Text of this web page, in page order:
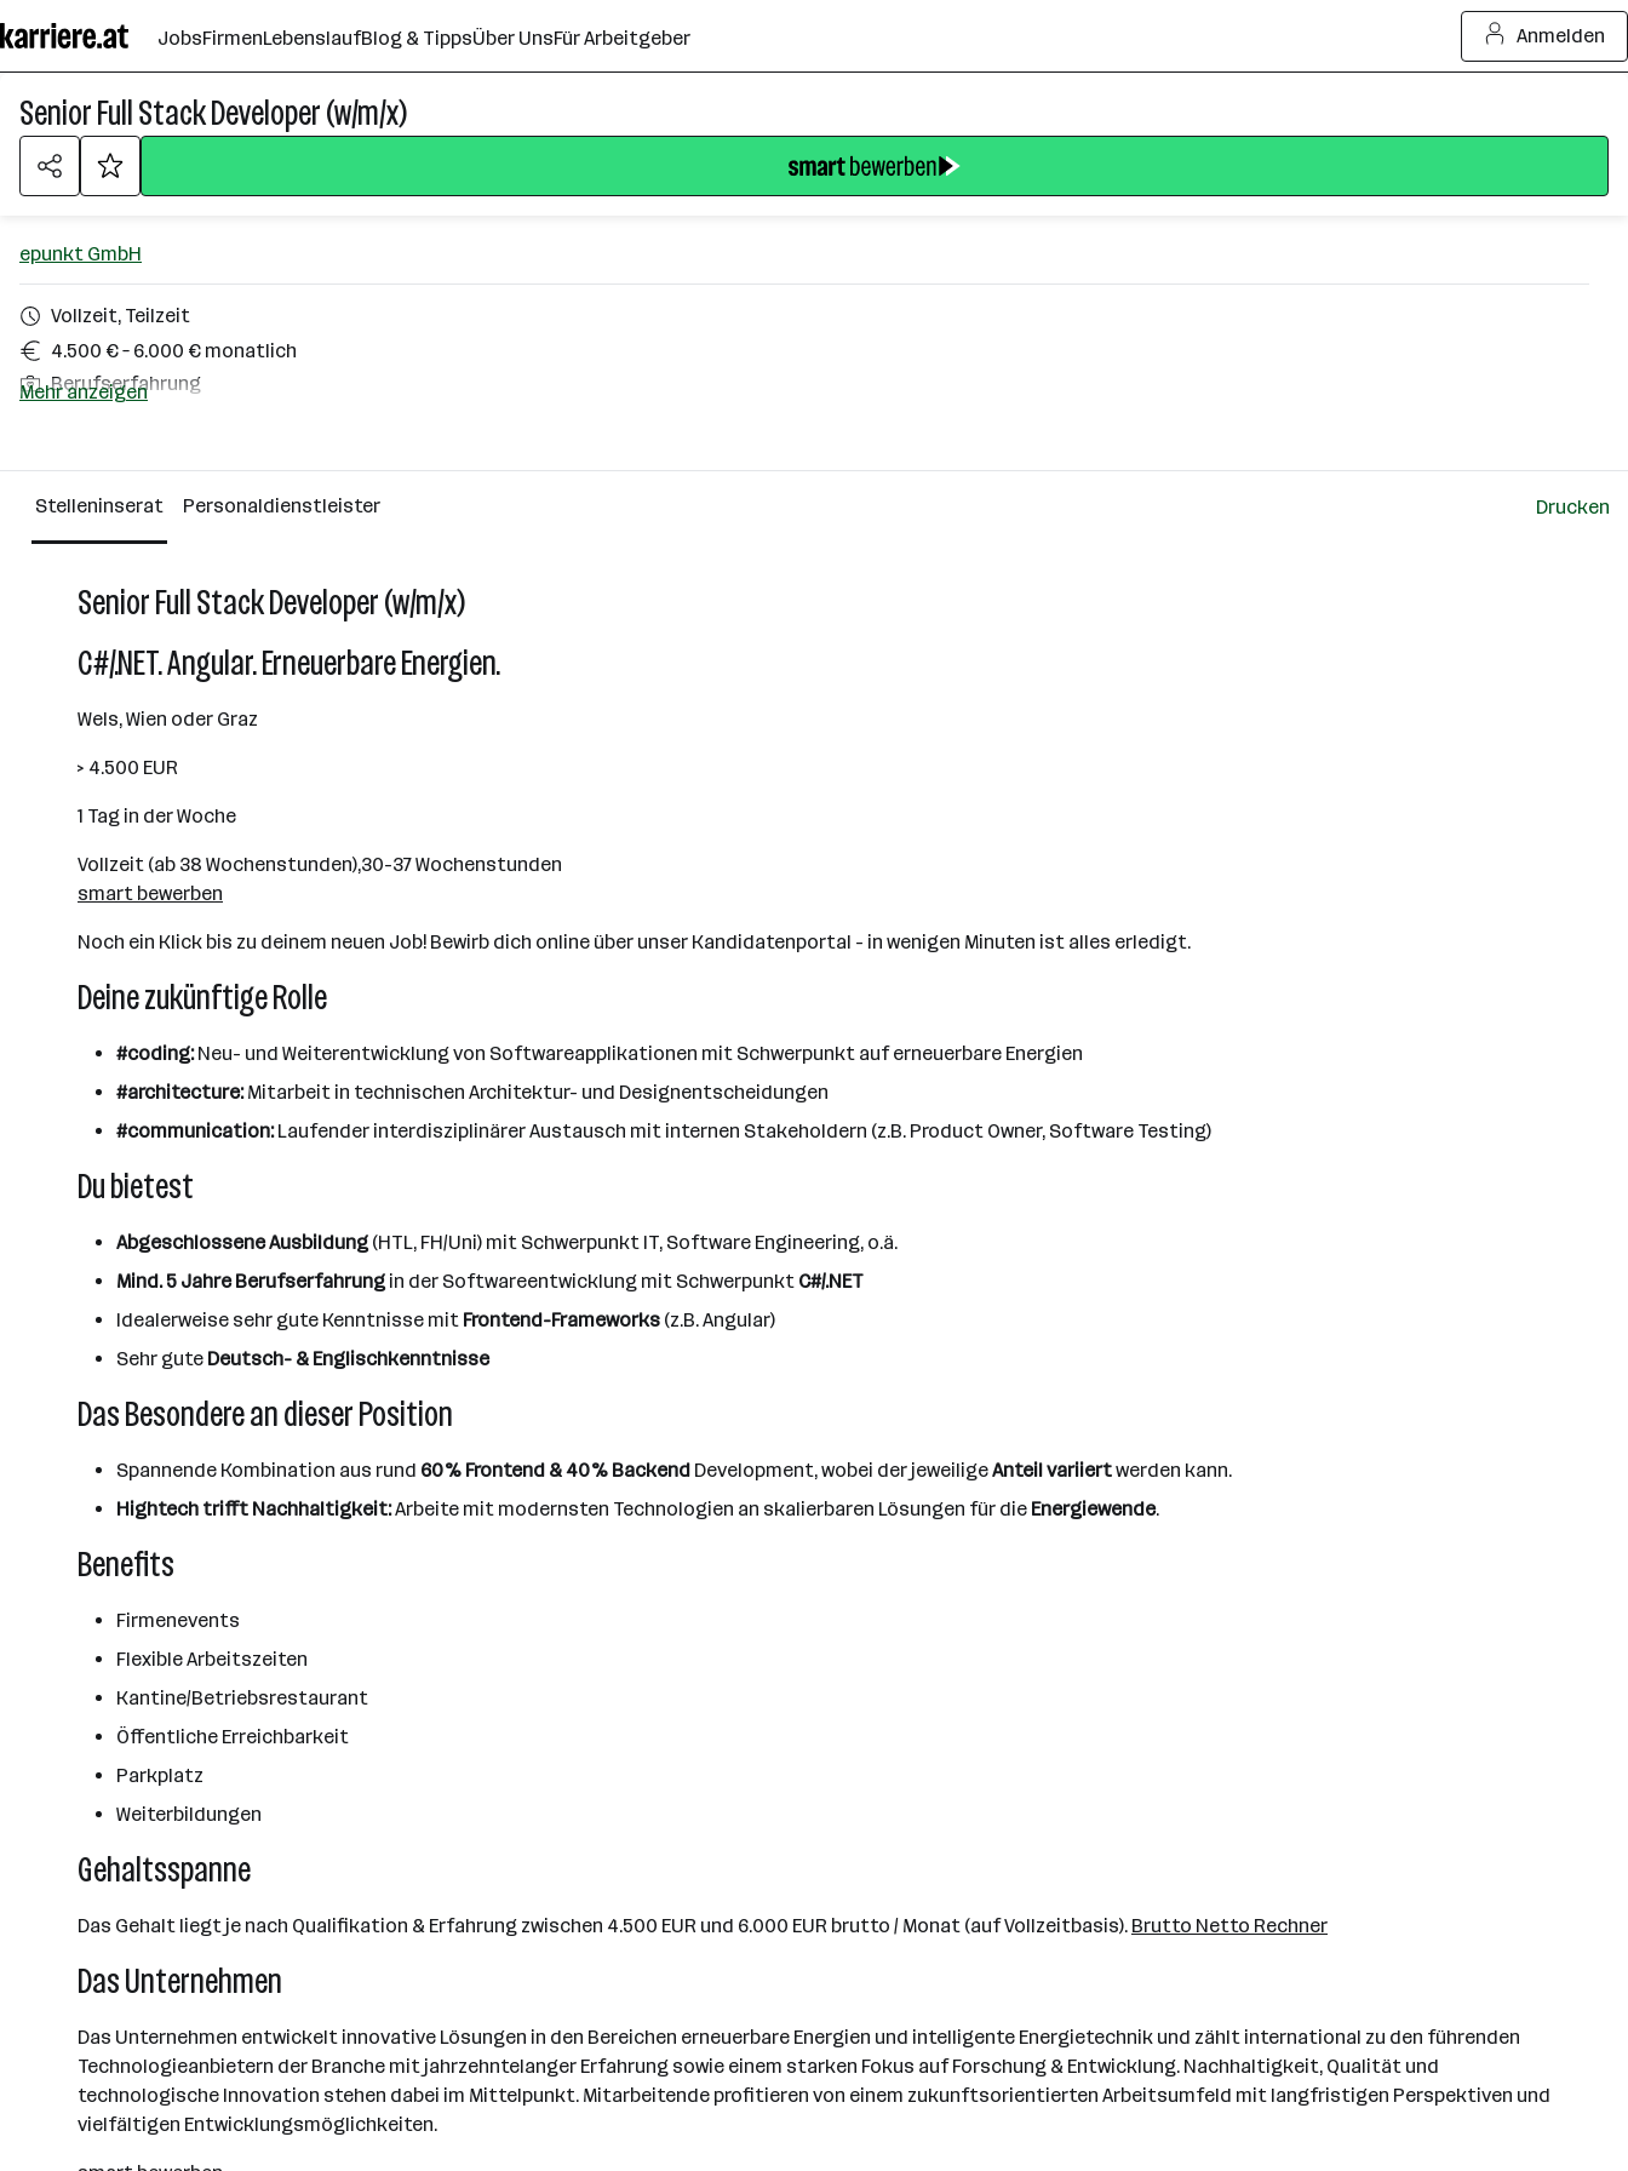
Seiteninhalt
springen
JobsFirmenLebenslaufBlog & TippsÜber UnsFür Arbeitgeber Anmelden
Senior Full Stack Developer (w/m/x)
epunkt GmbH
Vollzeit, Teilzeit
4.500 € – 6.000 € monatlich
Berufserfahrung
Über das Unternehmen
Linz
Mehr anzeigen
Stelleninserat Personaldienstleister Drucken
Senior Full Stack Developer (w/m/x)
C#/.NET. Angular. Erneuerbare Energien.
Wels, Wien oder Graz
> 4.500 EUR
1 Tag in der Woche
Vollzeit (ab 38 Wochenstunden),30-37 Wochenstunden
smart bewerben
Noch ein Klick bis zu deinem neuen Job! Bewirb dich online über unser Kandidatenportal - in wenigen Minuten ist alles erledigt.
Deine zukünftige Rolle
#coding:Neu- und Weiterentwicklung von Softwareapplikationen mit Schwerpunkt auf erneuerbare Energien
#architecture:Mitarbeit in technischen Architektur- und Designentscheidungen
#communication:Laufender interdisziplinärer Austausch mit internen Stakeholdern (z.B. Product Owner, Software Testing)
Du bietest
Abgeschlossene Ausbildung (HTL, FH/Uni) mit Schwerpunkt IT, Software Engineering, o.ä.
Mind. 5 Jahre Berufserfahrung in der Softwareentwicklung mit Schwerpunkt C#/.NET
Idealerweise sehr gute Kenntnisse mit Frontend-Frameworks (z.B. Angular)
Sehr gute Deutsch- & Englischkenntnisse
Das Besondere an dieser Position
Spannende Kombination aus rund 60% Frontend & 40% Backend Development, wobei der jeweiligeAnteil variiertwerden kann.
Hightech trifft Nachhaltigkeit:Arbeite mit modernsten Technologien an skalierbaren Lösungen für die Energiewende.
Benefits
Firmenevents
Flexible Arbeitszeiten
Kantine/Betriebsrestaurant
Öffentliche Erreichbarkeit
Parkplatz
Weiterbildungen
Gehaltsspanne
Das Gehalt liegt je nach Qualifikation & Erfahrung zwischen 4.500 EUR und 6.000 EUR brutto / Monat (auf Vollzeitbasis). Brutto Netto Rechner
Das Unternehmen
Das Unternehmen entwickelt innovative Lösungen in den Bereichen erneuerbare Energien und intelligente Energietechnik und zählt international zu den führenden
Technologieanbietern der Branche mit jahrzehntelanger Erfahrung sowie einem starken Fokus auf Forschung & Entwicklung. Nachhaltigkeit, Qualität und
technologische Innovation stehen dabei im Mittelpunkt. Mitarbeitende profitieren von einem zukunftsorientierten Arbeitsumfeld mit langfristigen Perspektiven und
vielfältigen Entwicklungsmöglichkeiten.